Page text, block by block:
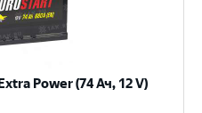
Power (74 Ач, 12 V)